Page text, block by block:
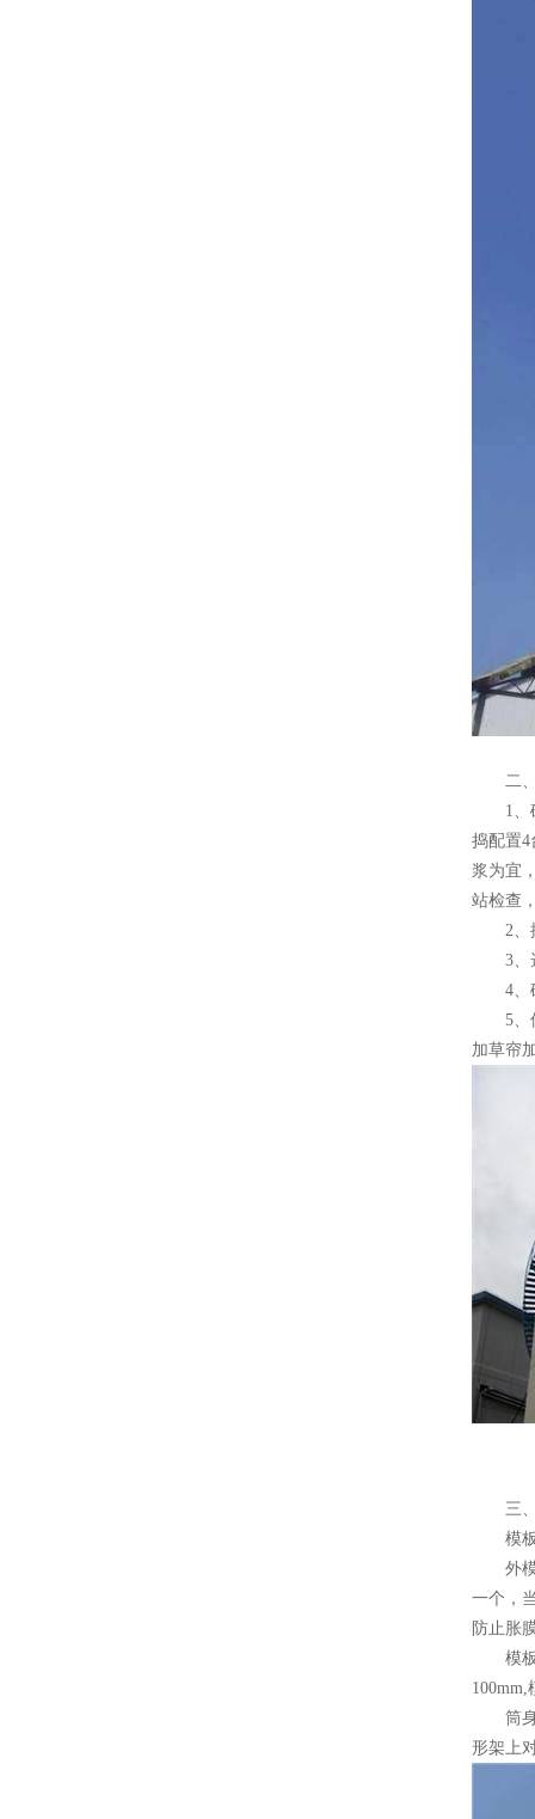
二、
1、砼
捣配置4
浆为宜
站检查
2、控
3、选
4、砼
5、保
加草帘
三、
模板
外模
一个，
防止胀
模板
筒身
形架上